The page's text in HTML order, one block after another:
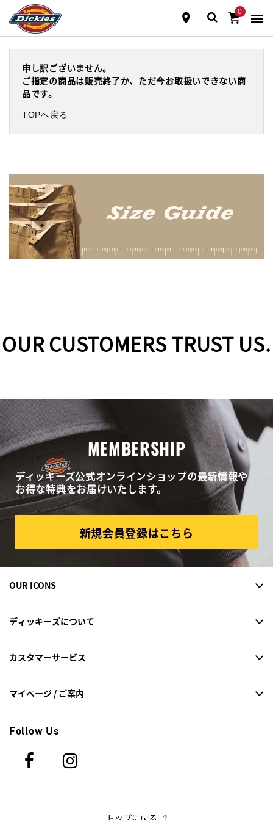
0
申し訳ございません。
ご指定の商品は販売終了か、ただ今お取扱いできない商
品です。
TOPへ戻る
OUR CUSTOMERS TRUST US.
MEMBERSHIP
ディッキーズ公式オンラインショップの最新情報や
お得な特典をお届けいたします。
新規会員登録はこちら
OUR ICONS
ディッキーズについて
カスタマーサービス
マイページ / ご案内
Follow Us